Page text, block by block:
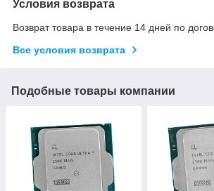
Условия возврата
Возврат товара в течение 14 дней по
Все условия возврата
Подобные товары компании